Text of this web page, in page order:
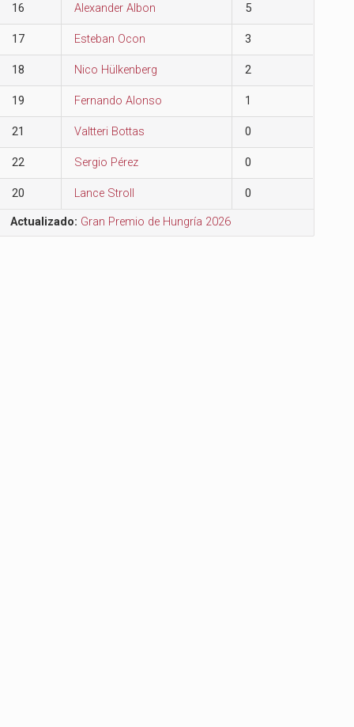
16 Alexander Albon 5
17 Esteban Ocon 3
18 Nico Hülkenberg 2
19 Fernando Alonso 1
21 Valtteri Bottas 0
22 Sergio Pérez 0
20 Lance Stroll 0
Actualizado: Gran Premio de Hungría 2026